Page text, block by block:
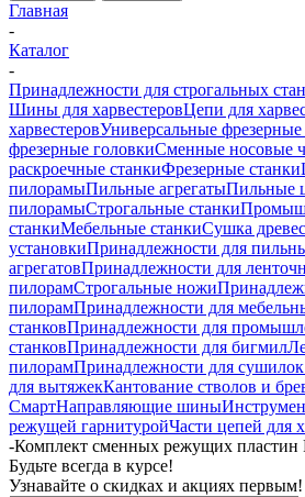
Главная
-
Каталог
-
Принадлежности для строгальных
Шины для харвестеровЦепи для
харвестеровУниверсальные фрезерные
фрезерные головкиСменные носовые
раскроечные станкиФрезерные станки
пилорамыПильные агрегатыПильные
пилорамыСтрогальные станки
станкиМебельные станкиСушка
установкиПринадлежности для
агрегатовПринадлежности для
пилорамСтрогальные ножи
пилорамПринадлежности для
станковПринадлежности для
станковПринадлежности для бигмил
пилорамПринадлежности для сушилок
для вытяжекКантование стволов и
СмартНаправляющие шины
режущей гарнитуройЧасти цепей для
-Комплект сменных режущих пластин
Будьте всегда в курсе!
Узнавайте о скидках и акциях первым!